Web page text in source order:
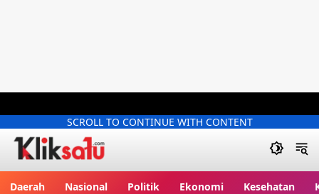
SCROLL TO CONTINUE WITH CONTENT
Daerah Nasional Politik Ekonomi Kesehatan